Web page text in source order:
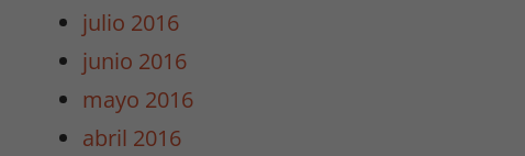
julio 2016
junio 2016
mayo 2016
abril 2016